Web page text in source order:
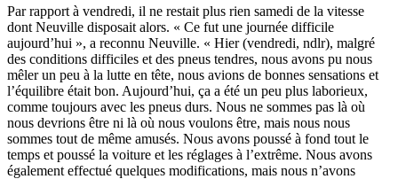
Par rapport à vendredi, il ne restait plus rien samedi de la vitesse
dont Neuville disposait alors. « Ce fut une journée difficile
aujourd’hui », a reconnu Neuville. « Hier (vendredi, ndlr), malgré
des conditions difficiles et des pneus tendres, nous avons pu nous
mêler un peu à la lutte en tête, nous avions de bonnes sensations et
l’équilibre était bon. Aujourd’hui, ça a été un peu plus laborieux,
comme toujours avec les pneus durs. Nous ne sommes pas là où
nous devrions être ni là où nous voulons être, mais nous nous
sommes tout de même amusés. Nous avons poussé à fond tout le
temps et poussé la voiture et les réglages à l’extrême. Nous avons
également effectué quelques modifications, mais nous n’avons